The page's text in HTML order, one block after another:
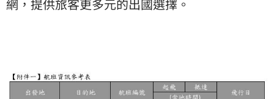
網，提供旅客更多元的出國選擇。